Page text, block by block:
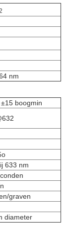
nm
boogmin
633 nm
graven
diameter